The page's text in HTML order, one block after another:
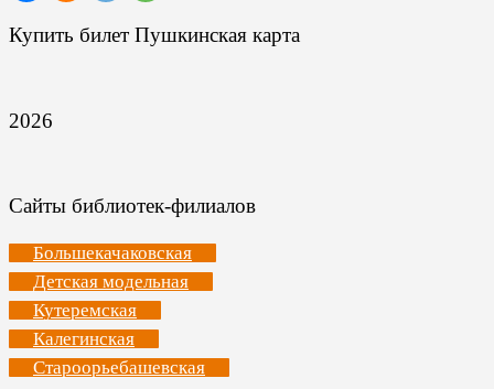
Купить билет Пушкинская карта
2026
Сайты библиотек-филиалов
Большекачаковская
Детская модельная
Кутеремская
Калегинская
Староорьебашевская